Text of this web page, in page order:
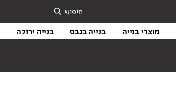
חיפוש
מוצרי בנייה בנייה בגבס בנייה ירוקה